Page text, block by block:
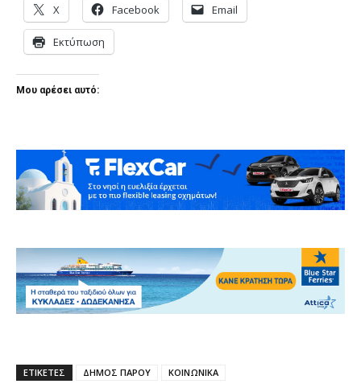
X Facebook Email
Εκτύπωση
Μου αρέσει αυτό:
ΕΤΙΚΕΤΕΣ ΔΗΜΟΣ ΠΑΡΟΥ ΚΟΙΝΩΝΙΚΑ